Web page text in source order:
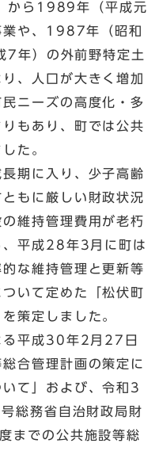
から1989年（平成元
業や、1987年（昭和
年）の外前野特定土
、人口が大きく増加
ニーズの高度化・多
もあり、町では公共
た。
期に入り、少子高齢
もに厳しい財政状況
維持管理費用が老朽
、平成28年3月に町は
な維持管理と更新等
いて定めた「松伏町
策定しました。
る平成30年2月27日
合管理計画の策定に
て」および、令和3
総務省自治財政局財
までの公共施設等総